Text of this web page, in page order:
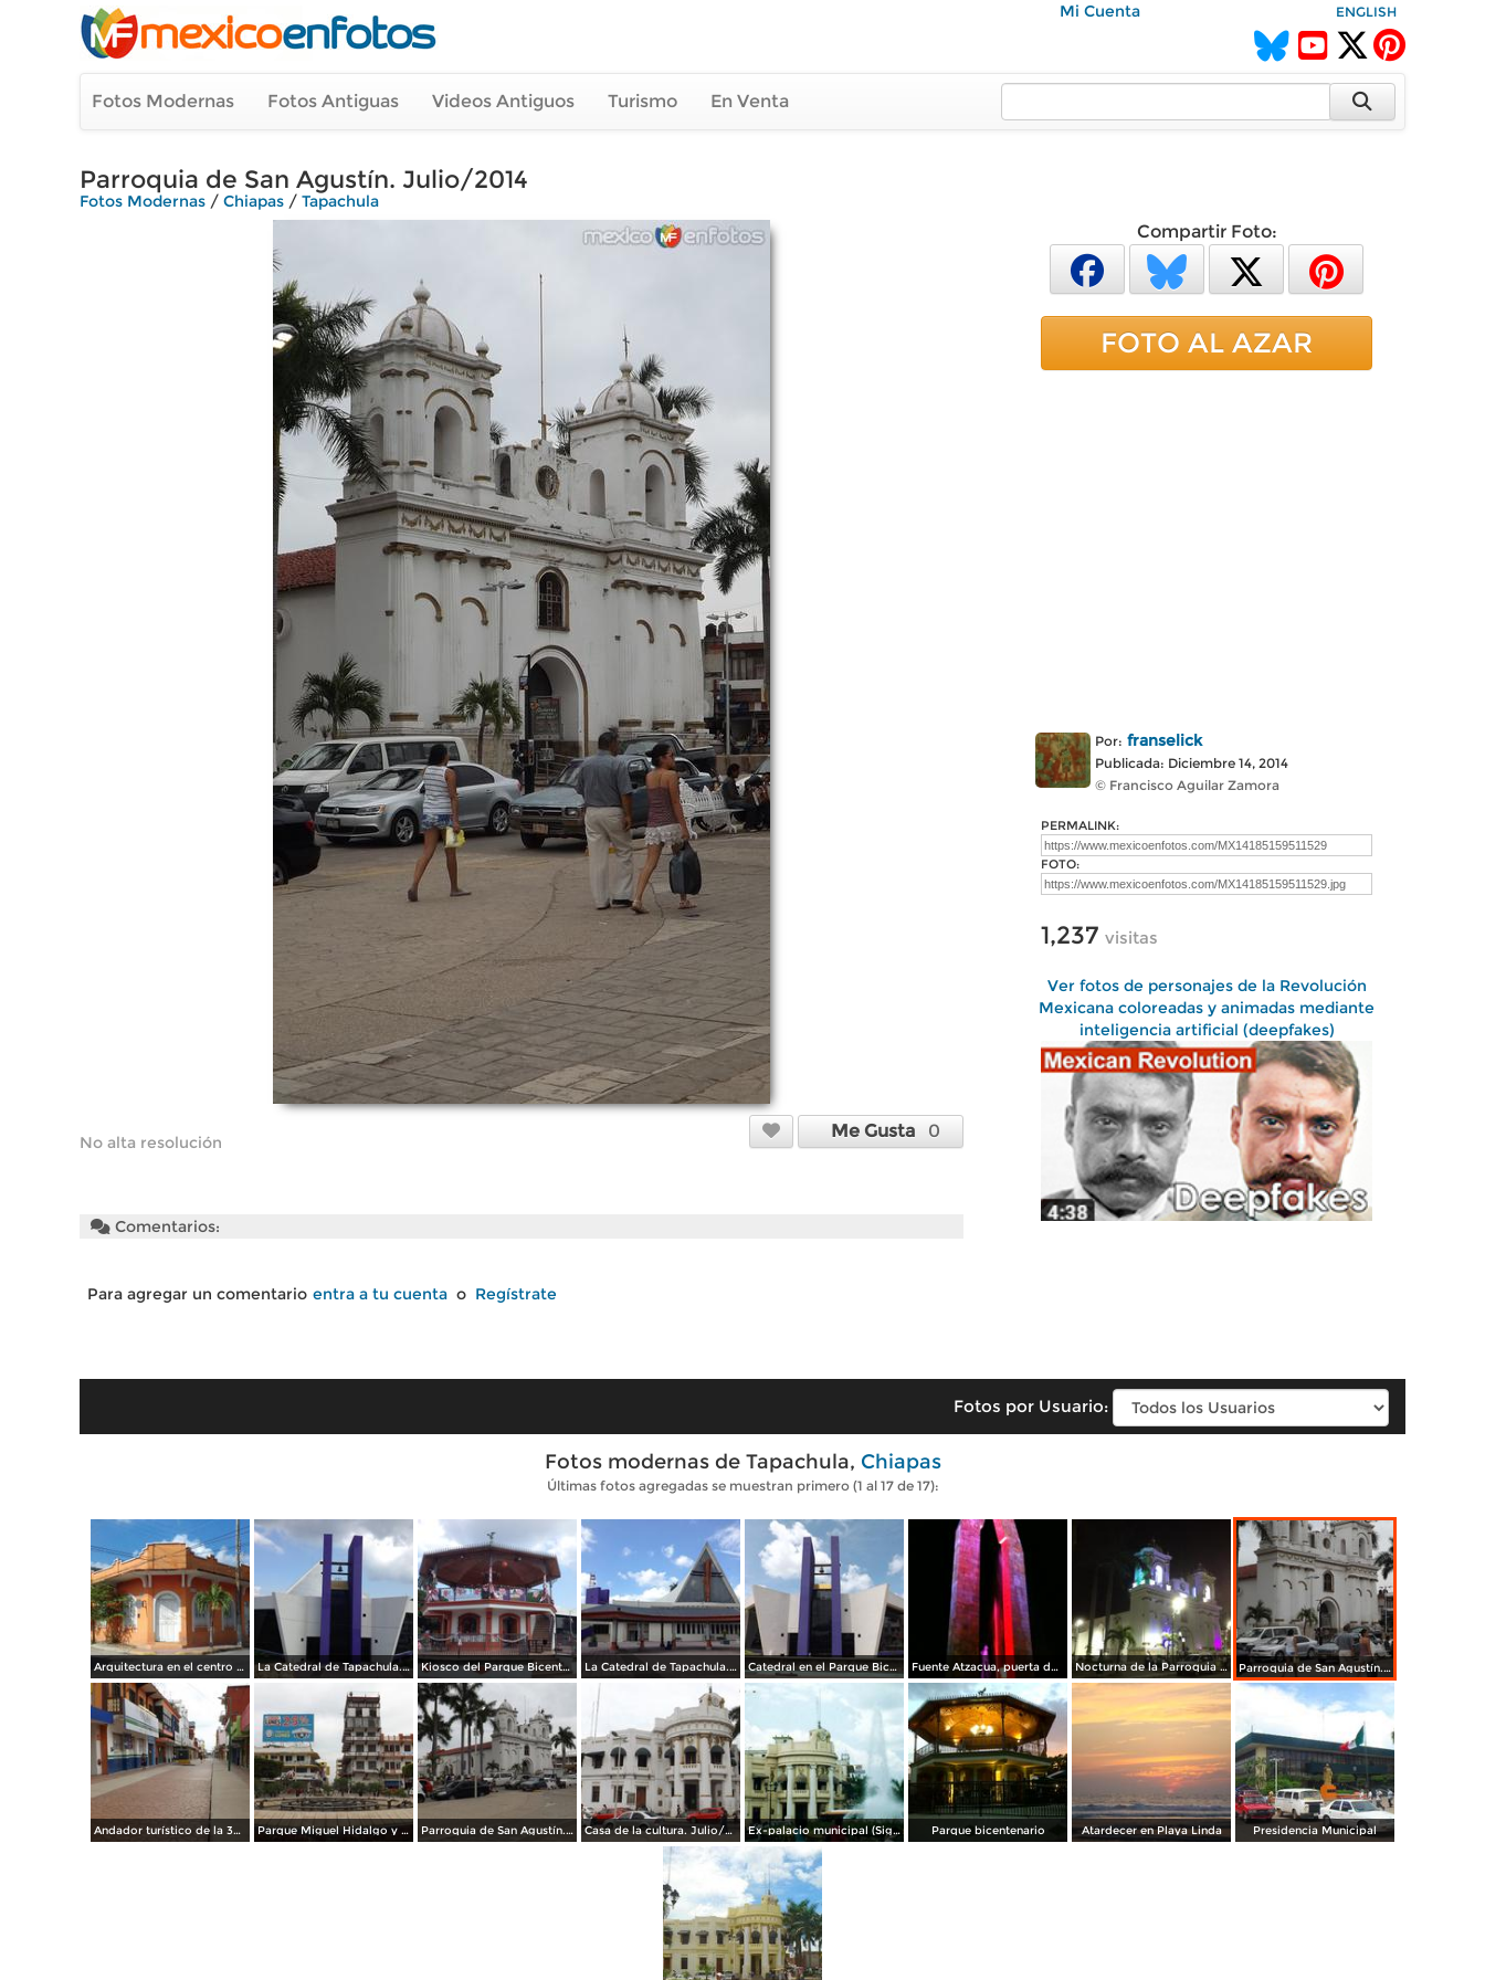
Mi Cuenta ENGLISH
Fotos Modernas Fotos Antiguas Videos Antiguos Turismo En Venta
Parroquia de San Agustín. Julio/2014
Fotos Modernas / Chiapas / Tapachula
No alta resolución
Me Gusta 0
Comentarios:
Para agregar un comentario entra a tu cuenta o Regístrate
Compartir Foto:
FOTO AL AZAR
Por: franselick
Publicada: Diciembre 14, 2014
© Francisco Aguilar Zamora
PERMALINK:
FOTO:
1,237 visitas
Ver fotos de personajes de la Revolución
Mexicana coloreadas y animadas mediante
inteligencia artificial (deepfakes)
Fotos por Usuario:
Fotos modernas de Tapachula, Chiapas
Últimas fotos agregadas se muestran primero (1 al 17 de 17):
Arquitectura en el centro de Tapachula. Diciembre/2017 La Catedral de Tapachula. Diciembre/2016 Kiosco del Parque Bicentenario. Diciembre/2016 La Catedral de Tapachula. Diciembre/2016 Catedral en el Parque Bicentenario. Julio/2015 Fuente Atzacua, puerta de Centroamérica. Julio/2015 Nocturna de la Parroquia de San Agustín. Diciembre/2014 Parroquia de San Agustín. Julio/2014
Andador turístico de la 3a Av. poniente. Julio/2014 Parque Miguel Hidalgo y 3a Av. Poniente. Julio/2014 Parroquia de San Agustín. Julio/2014 Casa de la cultura. Julio/2014 Ex-palacio municipal (Siglo XX). Tapachula. 2002 Parque bicentenario Atardecer en Playa Linda Presidencia Municipal